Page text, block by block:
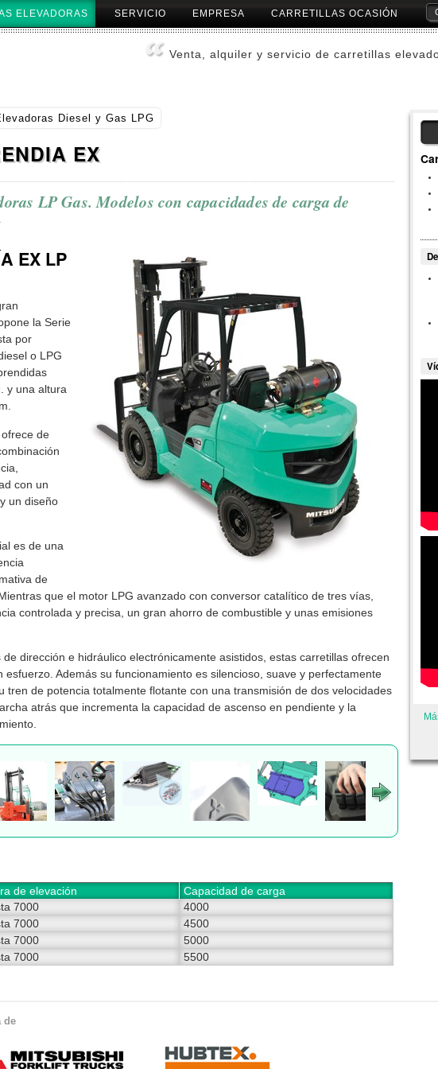
ELEVADORAS SERVICIO EMPRESA CARRETILLAS OCASIÓN
Venta, alquiler y servicio de carretillas
Diesel y Gas LPG
EX
LP Gas. Modelos con capacidades de carga de
EX LP
la Serie
por
o LPG
y una altura
ofrece de
con un
un diseño
es de una
de
que el motor LPG avanzado con conversor catalítico de tres vías,
controlada y precisa, un gran ahorro de combustible y unas emisiones
dirección e hidráulico electrónicamente asistidos, estas carretillas ofrecen
esfuerzo. Además su funcionamiento es silencioso, suave y perfectamente
tren de potencia totalmente flotante con una transmisión de dos velocidades
atrás que incrementa la capacidad de ascenso en pendiente y la
de elevación
Capacidad de carga
7000
4000
7000
4500
7000
5000
7000 5500
de